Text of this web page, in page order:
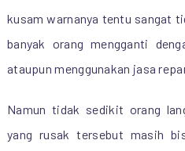
kusam warnanya tentu sangat
banyak orang mengganti
ataupun menggunakan jasa
Namun tidak sedikit orang
yang rusak tersebut masih